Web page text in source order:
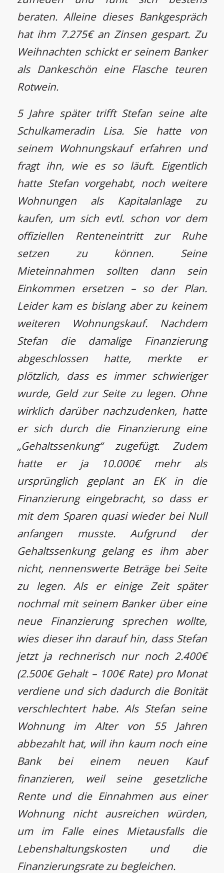
beraten. Alleine dieses Bankgespräch
hat ihm 7.275€ an Zinsen gespart. Zu
Weihnachten schickt er seinem Banker
als Dankeschön eine Flasche teuren
Rotwein.
5 Jahre später trifft Stefan seine alte
Schulkameradin Lisa. Sie hatte von
seinem Wohnungskauf erfahren und
fragt ihn, wie es so läuft. Eigentlich
hatte Stefan vorgehabt, noch weitere
Wohnungen als Kapitalanlage zu
kaufen, um sich evtl. schon vor dem
offiziellen Renteneintritt zur Ruhe
setzen zu können. Seine
Mieteinnahmen sollten dann sein
Einkommen ersetzen – so der Plan.
Leider kam es bislang aber zu keinem
weiteren Wohnungskauf. Nachdem
Stefan die damalige Finanzierung
abgeschlossen hatte, merkte er
plötzlich, dass es immer schwieriger
wurde, Geld zur Seite zu legen. Ohne
wirklich darüber nachzudenken, hatte
er sich durch die Finanzierung eine
„Gehaltssenkung“ zugefügt. Zudem
hatte er ja 10.000€ mehr als
ursprünglich geplant an EK in die
Finanzierung eingebracht, so dass er
mit dem Sparen quasi wieder bei Null
anfangen musste. Aufgrund der
Gehaltssenkung gelang es ihm aber
nicht, nennenswerte Beträge bei Seite
zu legen. Als er einige Zeit später
nochmal mit seinem Banker über eine
neue Finanzierung sprechen wollte,
wies dieser ihn darauf hin, dass Stefan
jetzt ja rechnerisch nur noch 2.400€
(2.500€ Gehalt – 100€ Rate) pro Monat
verdiene und sich dadurch die Bonität
verschlechtert habe. Als Stefan seine
Wohnung im Alter von 55 Jahren
abbezahlt hat, will ihn kaum noch eine
Bank bei einem neuen Kauf
finanzieren, weil seine gesetzliche
Rente und die Einnahmen aus einer
Wohnung nicht ausreichen würden,
um im Falle eines Mietausfalls die
Lebenshaltungskosten und die
Finanzierungsrate zu begleichen.